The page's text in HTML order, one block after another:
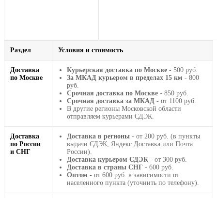
Раздел Условия и стоимость
Доставка
по Москве
Курьерская доставка по Москве - 500 руб.
За МКАД курьером в пределах 15 км - 800
руб.
Срочная доставка по Москве - 850 руб.
Срочная доставка за МКАД - от 1100 руб.
В другие регионы Московской области
отправляем курьерами СДЭК.
Доставка
по России
и СНГ
Доставка в регионы - от 200 руб. (в пункты
выдачи СДЭК, Яндекс Доставка или Почта
России).
Доставка курьером СДЭК - от 300 руб.
Доставка в страны СНГ - 600 руб.
Оптом - от 600 руб. в зависимости от
населенного пункта (уточнить по телефону).